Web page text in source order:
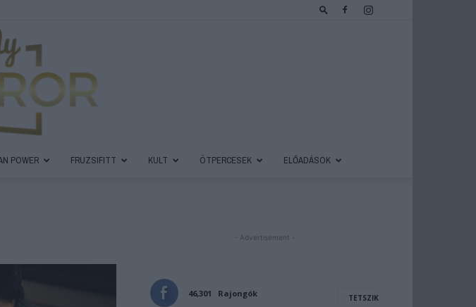
POWER FRUZSIFITT KULT ÖTPERCESEK ELŐADÁSOK
- Advertisement -
46,301 Rajongók TETSZIK